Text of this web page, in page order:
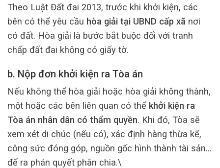
Theo Luật Đất đai 2013, trước khi khởi kiện, các
bên có thể yêu cầu hòa giải tại UBND cấp xã nơi
có đất. Hòa giải là bước bắt buộc đối với tranh
chấp đất đai không có giấy tờ.
b. Nộp đơn khởi kiện ra Tòa án
Nếu không thể hòa giải hoặc hòa giải không thành,
một hoặc các bên liên quan có thể khởi kiện ra
Tòa án nhân dân có thẩm quyền. Khi đó, Tòa sẽ
xem xét di chúc (nếu có), xác định hàng thừa kế,
công sức đóng góp, nguồn gốc hình thành tài sản…
để ra phán quyết phân chia.\